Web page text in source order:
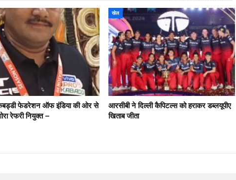
फेडरेशन ऑफ इंडिया की ओर से
रेफरी नियुक्त –
खेल
आरसीबी ने दिल्ली कैपिटल्स को हराकर डब्लयूपीए
खिताब जीता